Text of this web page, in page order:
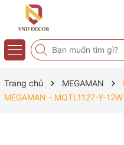
Trang chủ MEGAMAN
MEGAMAN - MQTL1127-Y-12W